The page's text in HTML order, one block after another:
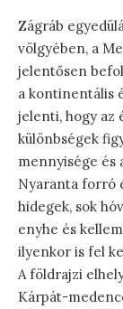
Zágráb
völgyében, a
jelentősen
a kontinentális
jelenti, hogy az
különbségek
mennyisége és
Nyaranta forró
hidegek, sok
enyhe és
ilyenkor is fel
A földrajzi
Kárpát-